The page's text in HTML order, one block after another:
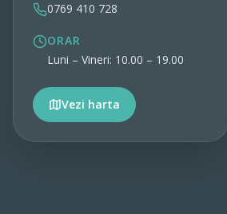
0769 410 728
ORAR
Luni – Vineri: 10.00 – 19.00
Vezi harta
Vezi detalii